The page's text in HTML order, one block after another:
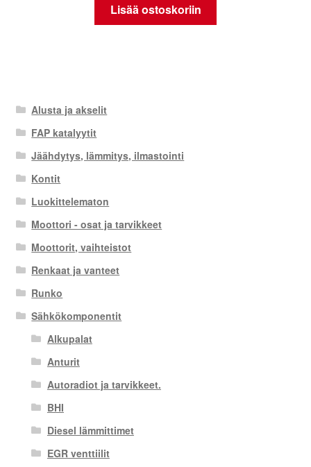
Lisää ostoskoriin
Alusta ja akselit
FAP katalyytit
Jäähdytys, lämmitys, ilmastointi
Kontit
Luokittelematon
Moottori - osat ja tarvikkeet
Moottorit, vaihteistot
Renkaat ja vanteet
Runko
Sähkökomponentit
Alkupalat
Anturit
Autoradiot ja tarvikkeet.
BHI
Diesel lämmittimet
EGR venttiilit